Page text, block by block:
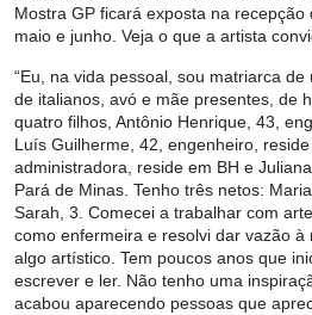
Mostra GP ficará exposta na
maio e junho. Veja o que a artista
“Eu, na vida pessoal, sou matriarca
de italianos, avó e mãe presentes, de
quatro filhos, Antônio Henrique, 43,
Luís Guilherme, 42, engenheiro, reside
administradora, reside em BH e
Pará de Minas. Tenho três netos:
Sarah, 3. Comecei a trabalhar com
como enfermeira e resolvi dar vazão
algo artístico. Tem poucos anos que
escrever e ler. Não tenho uma
acabou aparecendo pessoas que